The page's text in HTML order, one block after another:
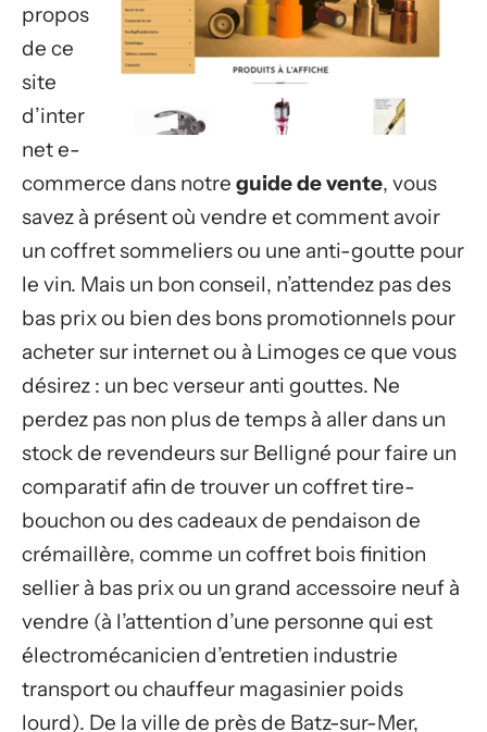
propos
de ce
site
d’inter
net e-
commerce dans notre guide de vente, vous
savez à présent où vendre et comment avoir
un coffret sommeliers ou une anti-goutte pour
le vin. Mais un bon conseil, n’attendez pas des
bas prix ou bien des bons promotionnels pour
acheter sur internet ou à Limoges ce que vous
désirez : un bec verseur anti gouttes. Ne
perdez pas non plus de temps à aller dans un
stock de revendeurs sur Belligné pour faire un
comparatif afin de trouver un coffret tire-
bouchon ou des cadeaux de pendaison de
crémaillère, comme un coffret bois finition
sellier à bas prix ou un grand accessoire neuf à
vendre (à l’attention d’une personne qui est
électromécanicien d’entretien industrie
transport ou chauffeur magasinier poids
lourd). De la ville de près de Batz-sur-Mer,